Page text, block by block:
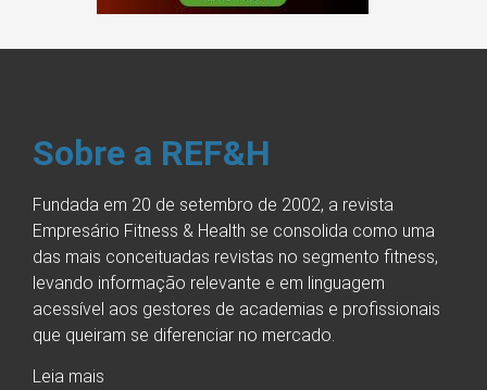
Sobre a REF&H
Fundada em 20 de setembro de 2002, a revista
Empresário Fitness & Health se consolida como uma
das mais conceituadas revistas no segmento fitness,
levando informação relevante e em linguagem
acessível aos gestores de academias e profissionais
que queiram se diferenciar no mercado.
Leia mais